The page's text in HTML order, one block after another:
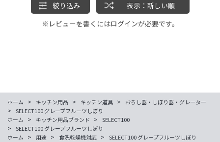
絞り込み
表示：新しい順
※レビューを書くにはログインが必要です。
ホーム > キッチン用品 > キッチン道具 > おろし器・しぼり器・グレーター
>
SELECT100 グレープフルーツしぼり
ホーム
> キッチン用品ブランド > SELECT100
>
SELECT100 グレープフルーツしぼり
ホーム
> 用途 > 食洗乾燥機対応 > SELECT100 グレープフルーツしぼり